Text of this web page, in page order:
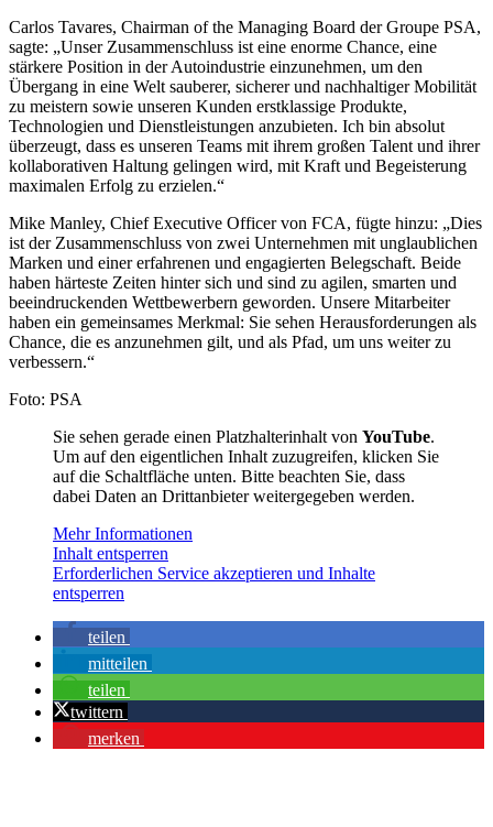
Carlos Tavares, Chairman of the Managing Board der Groupe PSA,
sagte: „Unser Zusammenschluss ist eine enorme Chance, eine
stärkere Position in der Autoindustrie einzunehmen, um den
Übergang in eine Welt sauberer, sicherer und nachhaltiger Mobilität
zu meistern sowie unseren Kunden erstklassige Produkte,
Technologien und Dienstleistungen anzubieten. Ich bin absolut
überzeugt, dass es unseren Teams mit ihrem großen Talent und ihrer
kollaborativen Haltung gelingen wird, mit Kraft und Begeisterung
maximalen Erfolg zu erzielen.“
Mike Manley, Chief Executive Officer von FCA, fügte hinzu: „Dies
ist der Zusammenschluss von zwei Unternehmen mit unglaublichen
Marken und einer erfahrenen und engagierten Belegschaft. Beide
haben härteste Zeiten hinter sich und sind zu agilen, smarten und
beeindruckenden Wettbewerbern geworden. Unsere Mitarbeiter
haben ein gemeinsames Merkmal: Sie sehen Herausforderungen als
Chance, die es anzunehmen gilt, und als Pfad, um uns weiter zu
verbessern.“
Foto: PSA
Sie sehen gerade einen Platzhalterinhalt von YouTube.
Um auf den eigentlichen Inhalt zuzugreifen, klicken Sie
auf die Schaltfläche unten. Bitte beachten Sie, dass
dabei Daten an Drittanbieter weitergegeben werden.
Mehr Informationen
Inhalt entsperren
Erforderlichen Service akzeptieren und Inhalte
entsperren
teilen
mitteilen
teilen
twittern
merken